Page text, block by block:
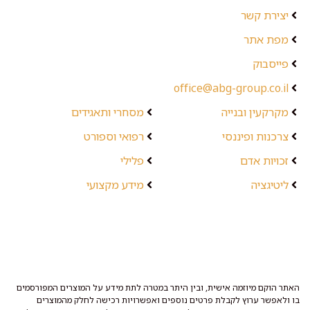
יצירת קשר
מפת אתר
פייסבוק
office@abg-group.co.il
מקרקעין ובנייה
צרכנות ופיננסי
זכויות אדם
ליטיגציה
מסחרי ותאגידים
רפואי וספורט
פלילי
מידע מקצועי
האתר הוקם מיוזמה אישית, ובין היתר במטרה לתת מידע על המוצרים המפורסמים
בו ולאפשר ערוץ לקבלת פרטים נוספים ואפשרויות רכישה לחלק מהמוצרים